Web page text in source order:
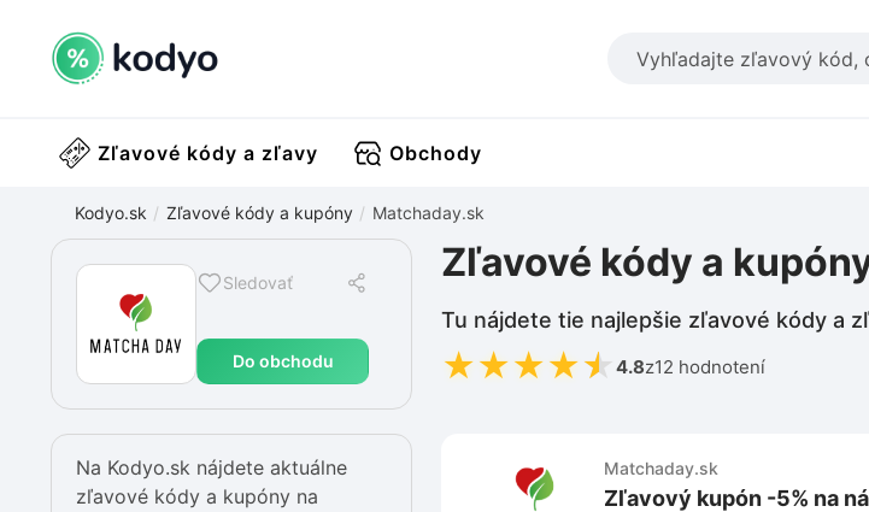
Zľavové kódy a zľavy Obchody
Kodyo.sk Zľavové kódy a kupóny Matchaday.sk
Sledovať
Do obchodu
Zľavové kódy a
Tu nájdete tie najlepšie zľavové kódy a
★★★★★ 4.8z12 hodnotení
Na Kodyo.sk nájdete aktuálne
zľavové kódy a kupóny na
Matchaday.sk
Zľavový kupón -5% na